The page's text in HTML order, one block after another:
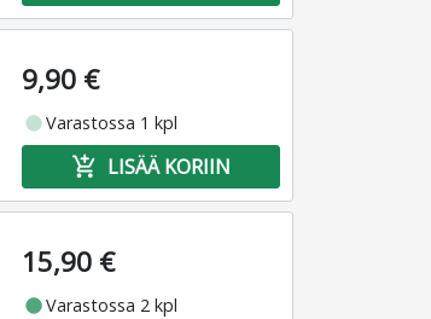
9,90 €
fiber_manual_recordVarastossa 1 kpl
add_shopping_cart LISÄÄ KORIIN
15,90 €
fiber_manual_recordVarastossa 2 kpl